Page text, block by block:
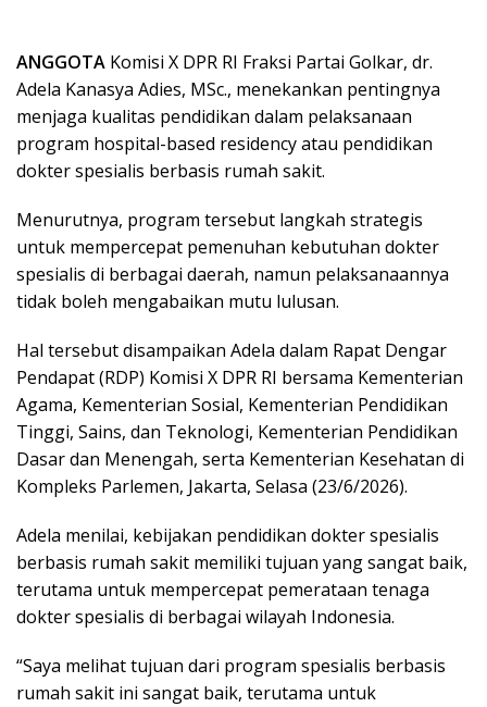
ANGGOTA Komisi X DPR RI Fraksi Partai Golkar, dr.
Adela Kanasya Adies, MSc., menekankan pentingnya
menjaga kualitas pendidikan dalam pelaksanaan
program hospital-based residency atau pendidikan
dokter spesialis berbasis rumah sakit.
Menurutnya, program tersebut langkah strategis
untuk mempercepat pemenuhan kebutuhan dokter
spesialis di berbagai daerah, namun pelaksanaannya
tidak boleh mengabaikan mutu lulusan.
Hal tersebut disampaikan Adela dalam Rapat Dengar
Pendapat (RDP) Komisi X DPR RI bersama Kementerian
Agama, Kementerian Sosial, Kementerian Pendidikan
Tinggi, Sains, dan Teknologi, Kementerian Pendidikan
Dasar dan Menengah, serta Kementerian Kesehatan di
Kompleks Parlemen, Jakarta, Selasa (23/6/2026).
Adela menilai, kebijakan pendidikan dokter spesialis
berbasis rumah sakit memiliki tujuan yang sangat baik,
terutama untuk mempercepat pemerataan tenaga
dokter spesialis di berbagai wilayah Indonesia.
“Saya melihat tujuan dari program spesialis berbasis
rumah sakit ini sangat baik, terutama untuk